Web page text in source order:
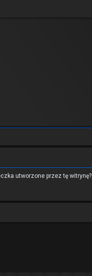
utworzone przez tę witrynę?